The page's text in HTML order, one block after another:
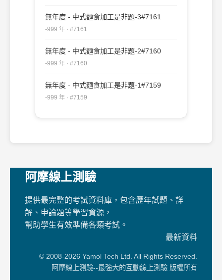
無年度 - 中式麵食加工是非題-3#7161
-999 年 · #7161
無年度 - 中式麵食加工是非題-2#7160
-999 年 · #7160
無年度 - 中式麵食加工是非題-1#7159
-999 年 · #7159
阿摩線上測驗
提供最完整的考試資料庫，包含歷年試題、詳
解、申論題等學習資源，
幫助學生有效準備各類考試。
最新資料
© 2008-2026 Yamol Tech Ltd. All Rights Reserved.
阿摩線上測驗--最強大的互動線上測驗 版權所有